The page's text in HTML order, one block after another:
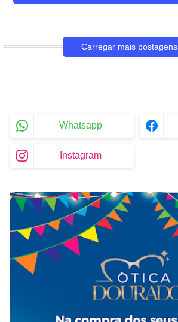
Carregar mais postagens
Whatsapp
Instagram